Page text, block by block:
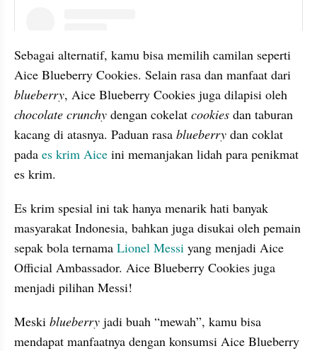
Sebagai alternatif, kamu bisa memilih camilan seperti
blueberry
chocolate crunchy dengan cokelat cookies dan taburan
kacang di atasnya. Paduan rasa blueberry dan coklat
pada es krim Aice ini memanjakan lidah para penikmat
es krim.
Es krim spesial ini tak hanya menarik hati banyak
masyarakat Indonesia, bahkan juga disukai oleh pemain
sepak bola ternama Lionel Messi yang menjadi Aice
Official Ambassador. Aice Blueberry Cookies juga
menjadi pilihan Messi!
Meski blueberry jadi buah “mewah”, kamu bisa
mendapat manfaatnya dengan konsumsi Aice Blueberry